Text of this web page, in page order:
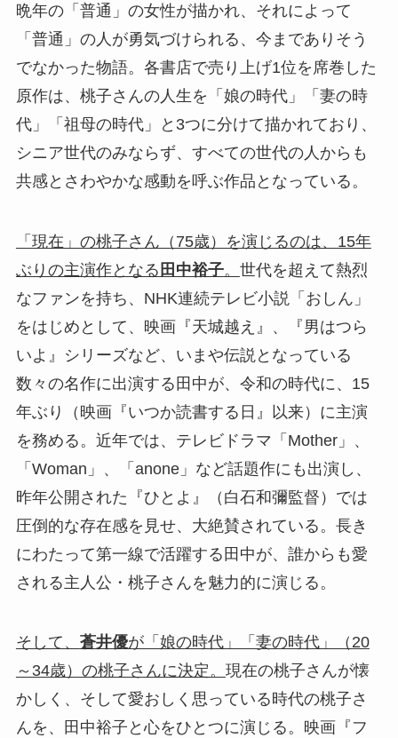
晩年の「普通」の女性が描かれ、それによって
「普通」の人が勇気づけられる、今までありそう
でなかった物語。各書店で売り上げ1位を席巻した
原作は、桃子さんの人生を「娘の時代」「妻の時
代」「祖母の時代」と3つに分けて描かれており、
シニア世代のみならず、すべての世代の人からも
共感とさわやかな感動を呼ぶ作品となっている。
「現在」の桃子さん（75歳）を演じるのは、15年
ぶりの主演作となる 田中裕子。 世代を超えて熱烈
なファンを持ち、NHK連続テレビ小説「おしん」
をはじめとして、映画『天城越え』、『男はつら
いよ』シリーズなど、いまや伝説となっている
数々の名作に出演する田中が、令和の時代に、15
年ぶり（映画『いつか読書する日』以来）に主演
を務める。近年では、テレビドラマ「Mother」、
「Woman」、「anone」など話題作にも出演し、
昨年公開された『ひとよ』（白石和彌監督）では
圧倒的な存在感を見せ、大絶賛されている。長き
にわたって第一線で活躍する田中が、誰からも愛
される主人公・桃子さんを魅力的に演じる。
そして、 蒼井優が「娘の時代」「妻の時代」（20
～34歳）の桃子さんに決定。 現在の桃子さんが懐
かしく、そして愛おしく思っている時代の桃子さ
んを、田中裕子と心をひとつに演じる。映画『フ